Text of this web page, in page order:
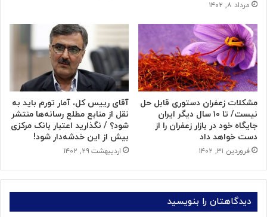
مرداد ۸, ۱۴۰۲
مشکلات زعفران دستوری قابل حل
نیست/ تا ۱۰ سال دیگر ایران
جایگاه خود در بازار زعفران را از
دست خواهد داد
فروردین ۳۱, ۱۴۰۲
آقای رییس کل، آمار تورم باید به
نقل از منابع مطلع رسانه‌ها منتشر
شود؟ / نگذارید اعتبار بانک مرکزی
بیش از این خدشه‌دار شود!
اردیبهشت ۲۹, ۱۴۰۲
دیدگاهتان را بنویسید